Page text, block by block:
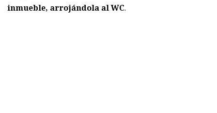
inmueble, arrojándola al WC.